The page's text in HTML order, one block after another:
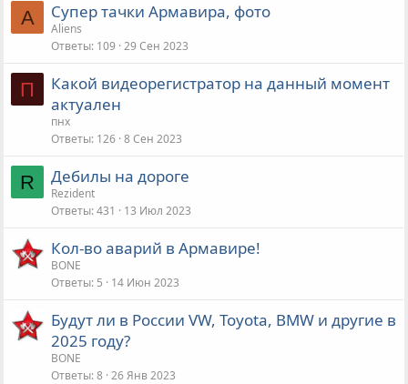
A Супер тачки Армавира, фото
Aliens
Ответы 109 29 Сен 2023
П
Какой видеорегистратор на данный момент
актуален
пнх
Ответы 126 8 Сен 2023
R Дебилы на дороге
Rezident
Ответы 431 13 Июл 2023
Кол-во аварий в Армавире!
BONE
Ответы 5 14 Июн 2023
Будут ли в России VW, Toyota, BMW и другие в
2025 году?
BONE
Ответы 8 26 Янв 2023